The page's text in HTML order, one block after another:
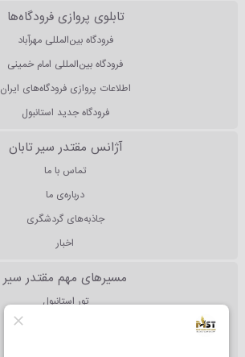
تابلوی پروازی فرودگاه‌ها
فرودگاه بین‌المللی مهرآباد
فرودگاه بین‌المللی امام خمینی
اطلاعات پروازی فرودگاه‌های ایران
فرودگاه جدید استانبول
آژانس مقتدر سیر تابان
تماس با ما
درباره‌ی ما
جاذبه‌های گردشگری
اخبار
مسیرهای مهم مقتدر سیر
تور استانبول